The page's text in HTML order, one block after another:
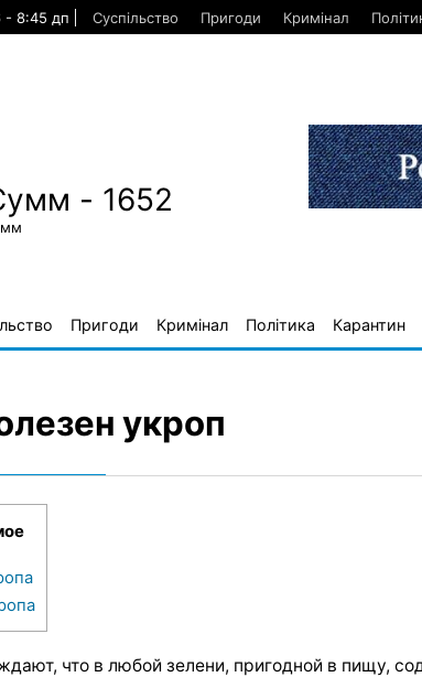
- 8:45 дп Суспільство Пригоди Кримінал
- 1652
Пригоди Кримінал Політика Карантин
укроп
что в любой зелени, пригодной в пищу,